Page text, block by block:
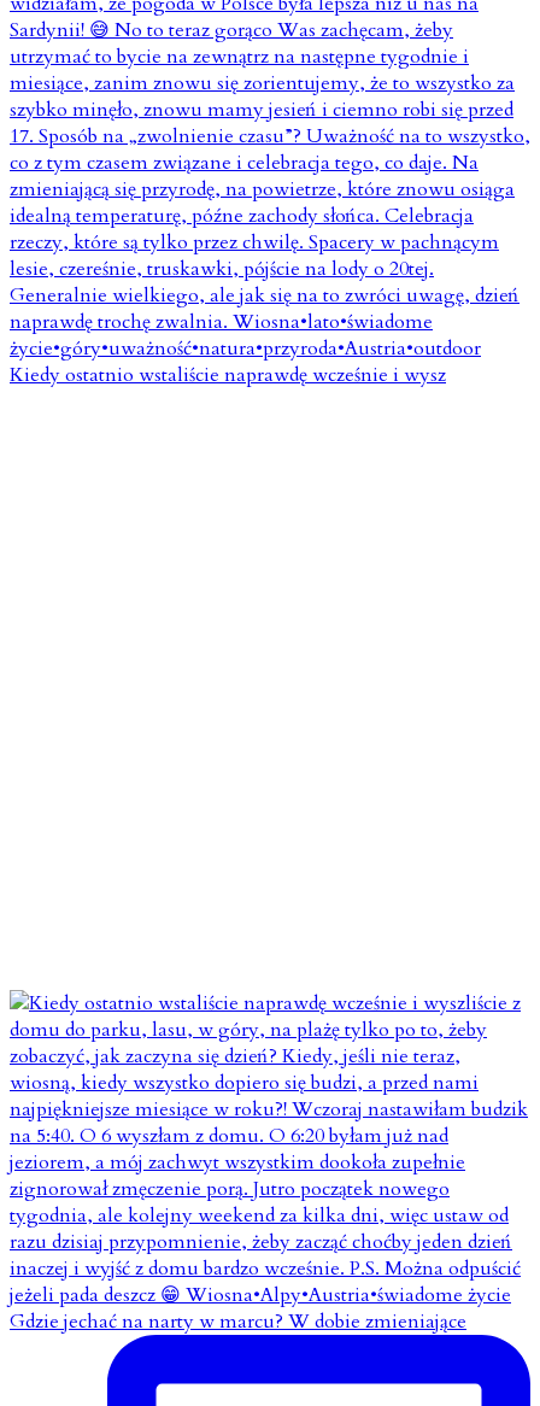
Kiedy ostatnio wstaliście naprawdę wcześnie i wysz
Gdzie jechać na narty w marcu? W dobie zmieniające